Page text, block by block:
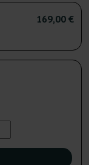
169,00 €